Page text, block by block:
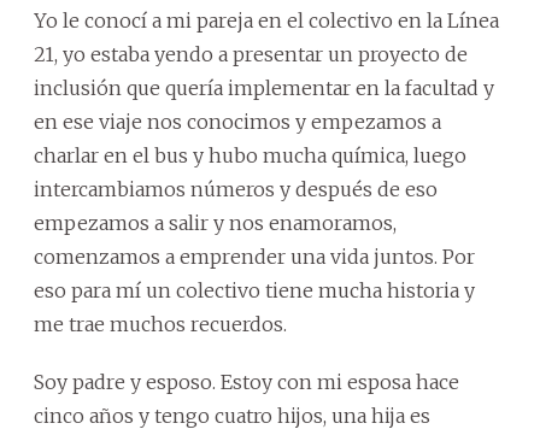
Yo le conocí a mi pareja en el colectivo en la Línea
21, yo estaba yendo a presentar un proyecto de
inclusión que quería implementar en la facultad y
en ese viaje nos conocimos y empezamos a
charlar en el bus y hubo mucha química, luego
intercambiamos números y después de eso
empezamos a salir y nos enamoramos,
comenzamos a emprender una vida juntos. Por
eso para mí un colectivo tiene mucha historia y
me trae muchos recuerdos.
Soy padre y esposo. Estoy con mi esposa hace
cinco años y tengo cuatro hijos, una hija es